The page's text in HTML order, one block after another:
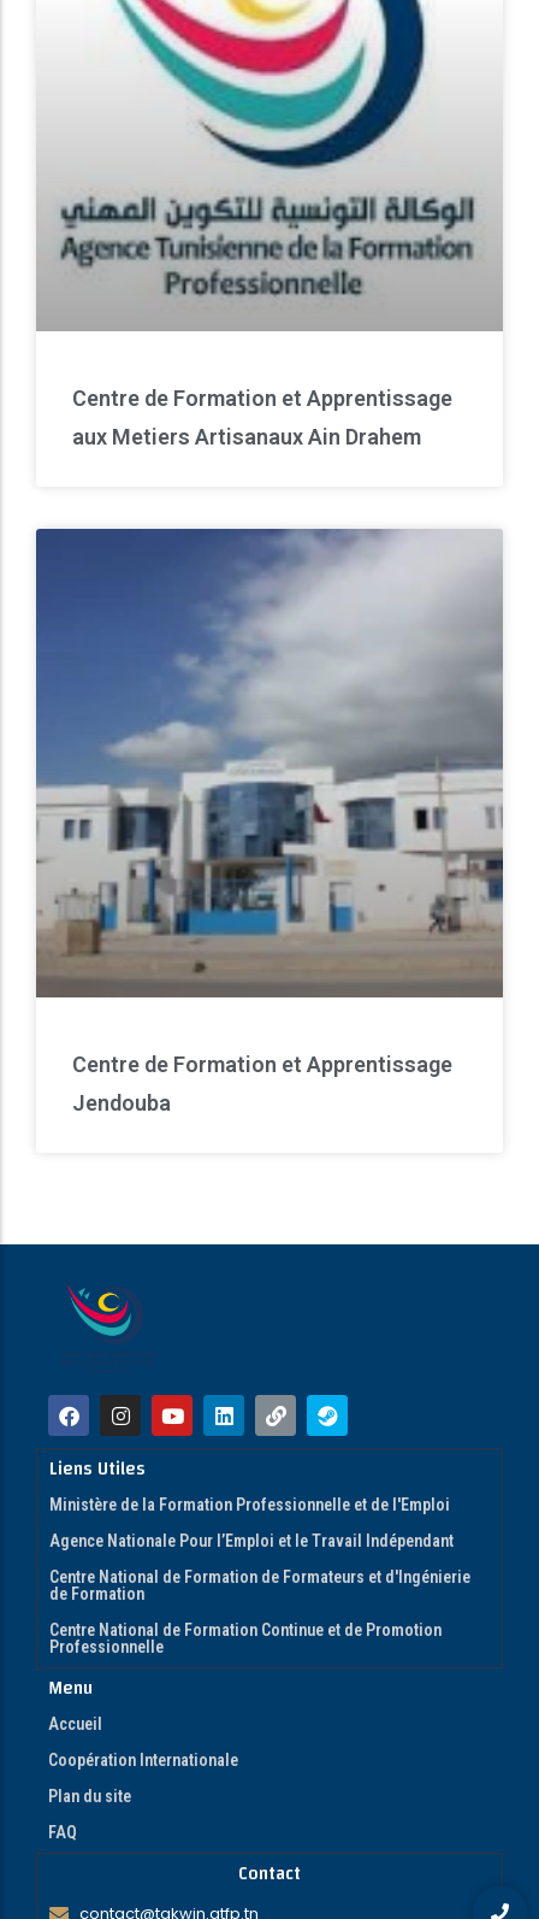
Centre de Formation et Apprentissage
aux Metiers Artisanaux Ain Drahem
Centre de Formation et Apprentissage
Jendouba
Liens Utiles
Ministère de la Formation Professionnelle et de l'Emploi
Agence Nationale Pour l’Emploi et le Travail Indépendant
Centre National de Formation de Formateurs et d'Ingénierie
de Formation
Centre National de Formation Continue et de Promotion
Professionnelle
Menu
Accueil
Coopération Internationale
Plan du site
FAQ
Contact
contact@takwin.atfp.tn